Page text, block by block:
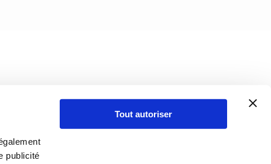
publicité
Tout autoriser